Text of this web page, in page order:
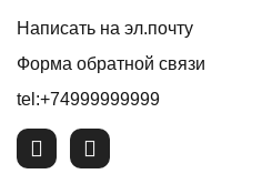
Написать на эл.почту
Форма обратной связи
tel:+74999999999